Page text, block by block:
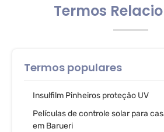
Termos
Termos populares
Insulfilm Pinheiros proteção UV
Películas de controle solar para
em Barueri